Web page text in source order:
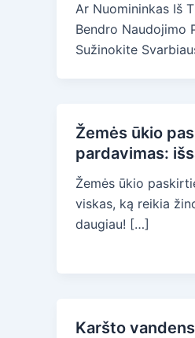
Ar Nuomininkas Iš
Bendro Naudojimo
Sužinokite
Žemės ūkio
pardavimas:
Žemės ūkio
viskas, ką reikia
daugiau! […]
Karšto